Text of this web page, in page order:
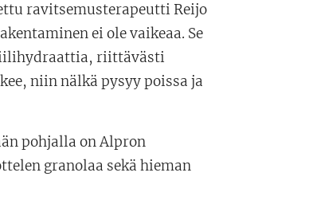
ravitsemusterapeutti Reijo
ei ole vaikeaa. Se
riittävästi
niin nälkä pysyy poissa ja
pohjalla on Alpron
granolaa sekä hieman